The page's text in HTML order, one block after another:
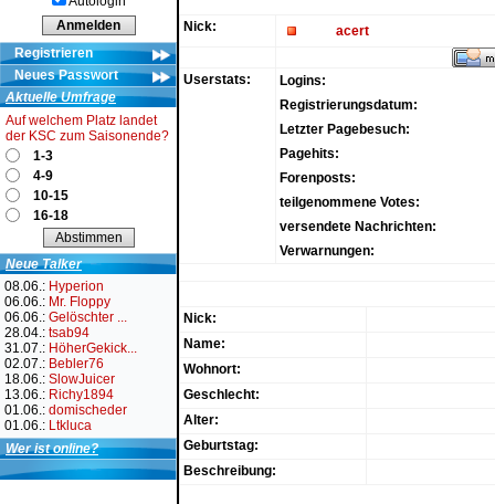
Registrieren
Neues Passwort
Aktuelle Umfrage
Auf welchem Platz landet
der KSC zum Saisonende?
1-3
4-9
10-15
16-18
Neue Talker
08.06.: Hyperion
06.06.: Mr. Floppy
06.06.: Gelöschter ...
28.04.: tsab94
31.07.: HöherGekick...
02.07.: Bebler76
18.06.: SlowJuicer
13.06.: Richy1894
01.06.: domischeder
01.06.: Ltkluca
Wer ist online?
Nick: acert
Userstats:
Logins:
Registrierungsdatum:
Letzter Pagebesuch:
Pagehits:
Forenposts:
teilgenommene Votes:
versendete Nachrichten:
Verwarnungen:
Nick:
Name:
Wohnort:
Geschlecht:
Alter:
Geburtstag:
Beschreibung: